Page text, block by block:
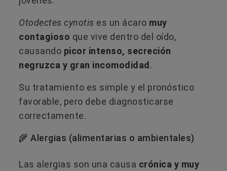
Otodectes cynotis es un ácaro muy
contagioso que vive dentro del oído,
causando picor intenso, secreción
negruzca y gran incomodidad.
Su tratamiento es simple y el pronóstico
favorable, pero debe diagnosticarse
correctamente.
🌾 Alergias (alimentarias o ambientales)
Las alergias son una causa crónica y muy